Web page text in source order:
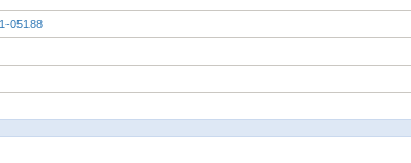
05188